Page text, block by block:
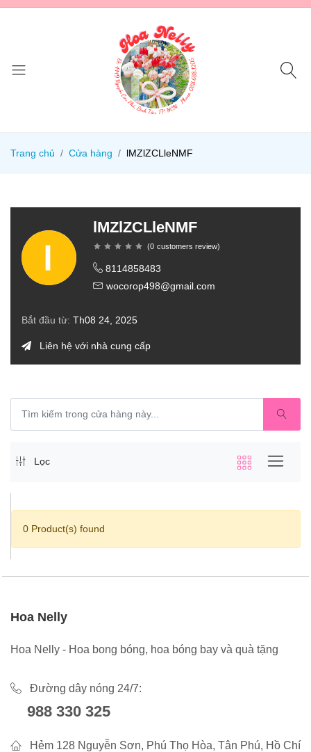
Trang chủ Cửa hàng lMZlZCLleNMF
lMZlZCLleNMF
(0 customers review)
8114858483
wocorop498@gmail.com
Bắt đầu từ: Th08 24, 2025
Liên hệ với nhà cung cấp
Lọc
0 Product(s) found
Hoa Nelly
Hoa Nelly - Hoa bong bóng, hoa bóng bay và quà tặng
Đường dây nóng 24/7:
988 330 325
Hẻm 128 Nguyễn Sơn, Phú Thọ Hòa, Tân Phú, Hồ Chí